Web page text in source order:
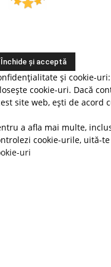
și cookie-
cookie-uri. Dacă
site web, ești de acord
a afla mai multe,
cookie-urile, uită-
uri